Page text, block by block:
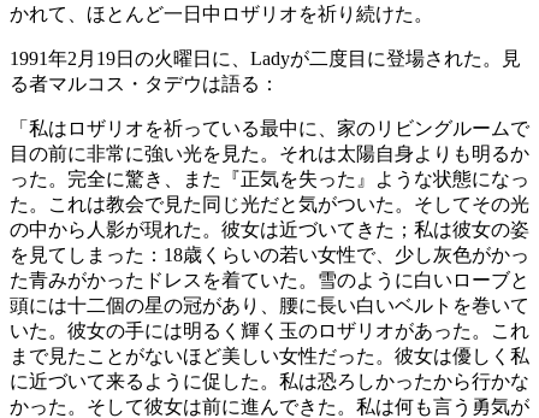
かれて、ほとんど一日中ロザリオを祈り続けた。
1991年2月19日の火曜日に、Ladyが二度目に登場された。見
る者マルコス・タデウは語る：
「私はロザリオを祈っている最中に、家のリビングルームで
目の前に非常に強い光を見た。それは太陽自身よりも明るか
った。完全に驚き、また『正気を失った』ような状態になっ
た。これは教会で見た同じ光だと気がついた。そしてその光
の中から人影が現れた。彼女は近づいてきた；私は彼女の姿
を見てしまった：18歳くらいの若い女性で、少し灰色がかっ
た青みがかったドレスを着ていた。雪のように白いローブと
頭には十二個の星の冠があり、腰に長い白いベルトを巻いて
いた。彼女の手には明るく輝く玉のロザリオがあった。これ
まで見たことがないほど美しい女性だった。彼女は優しく私
に近づいて来るように促した。私は恐ろしかったから行かな
かった。そして彼女は前に進んできた。私は何も言う勇気が